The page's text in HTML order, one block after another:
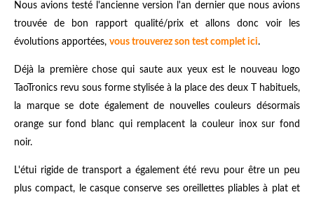
Nous avions testé l'ancienne version l'an dernier que nous avions
trouvée de bon rapport qualité/prix et allons donc voir les
évolutions apportées, vous trouverez son test complet ici.
Déjà la première chose qui saute aux yeux est le nouveau logo
TaoTronics revu sous forme stylisée à la place des deux T habituels,
la marque se dote également de nouvelles couleurs désormais
orange sur fond blanc qui remplacent la couleur inox sur fond
noir.
L'étui rigide de transport a également été revu pour être un peu
plus compact, le casque conserve ses oreillettes pliables à plat et